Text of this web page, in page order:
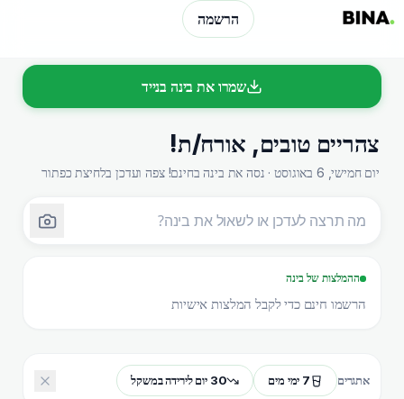
הרשמה
שמרו את בינה בנייד
צהריים טובים, אורח/ת!
יום חמישי, 6 באוגוסט · נסה את בינה בחינם! צפה ועדכן בלחיצת כפתור
ההמלצות של בינה
הרשמו חינם כדי לקבל המלצות אישיות
אתגרים 7 ימי מים 30 יום לירידה במשקל